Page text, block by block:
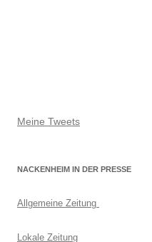
Meine Tweets
NACKENHEIM IN DER PRESSE
Allgemeine Zeitung
Lokale Zeitung